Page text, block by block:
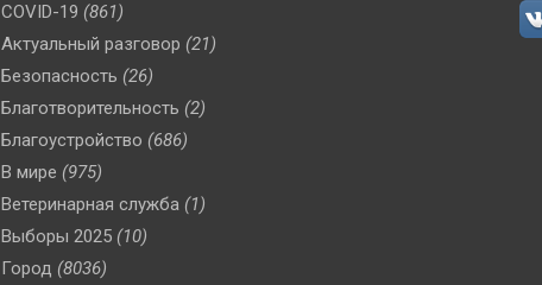
COVID-19 (861)
Актуальный разговор (21)
Безопасность (26)
Благотворительность (2)
Благоустройство (686)
В мире (975)
Ветеринарная служба (1)
Выборы 2025 (10)
Город (8036)